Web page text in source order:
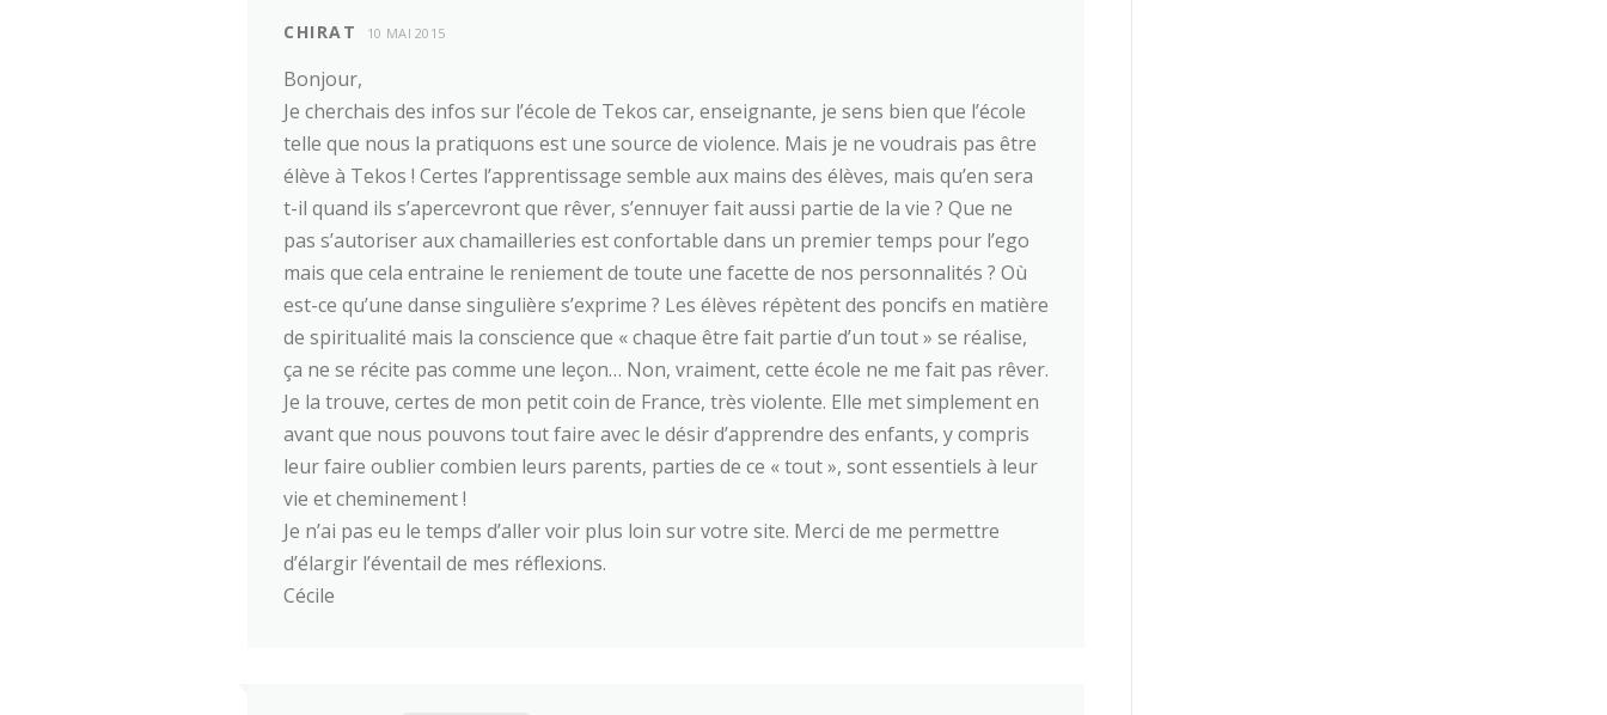
CHIRAT 10 MAI 2015
Bonjour,
Je cherchais des infos sur l’école de Tekos car, enseignante, je sens bien que l’école
telle que nous la pratiquons est une source de violence. Mais je ne voudrais pas être
élève à Tekos ! Certes l’apprentissage semble aux mains des élèves, mais qu’en sera
t-il quand ils s’apercevront que rêver, s’ennuyer fait aussi partie de la vie ? Que ne
pas s’autoriser aux chamailleries est confortable dans un premier temps pour l’ego
mais que cela entraine le reniement de toute une facette de nos personnalités ? Où
est-ce qu’une danse singulière s’exprime ? Les élèves répètent des poncifs en matière
de spiritualité mais la conscience que « chaque être fait partie d’un tout » se réalise,
ça ne se récite pas comme une leçon… Non, vraiment, cette école ne me fait pas rêver.
Je la trouve, certes de mon petit coin de France, très violente. Elle met simplement en
avant que nous pouvons tout faire avec le désir d’apprendre des enfants, y compris
leur faire oublier combien leurs parents, parties de ce « tout », sont essentiels à leur
vie et cheminement !
Je n’ai pas eu le temps d’aller voir plus loin sur votre site. Merci de me permettre
d’élargir l’éventail de mes réflexions.
Cécile